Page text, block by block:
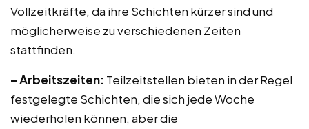
Vollzeitkräfte, da ihre Schichten kürzer sind und
möglicherweise zu verschiedenen Zeiten
stattfinden.
– Arbeitszeiten: Teilzeitstellen bieten in der Regel
festgelegte Schichten, die sich jede Woche
wiederholen können, aber die